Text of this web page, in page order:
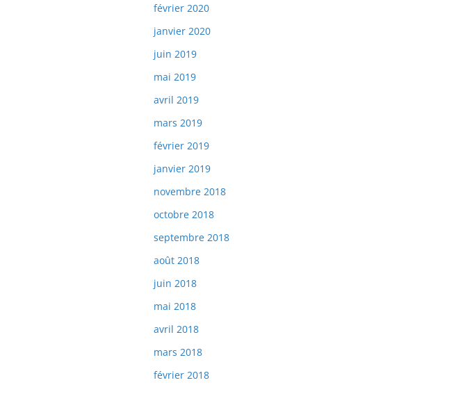
février 2020
janvier 2020
juin 2019
mai 2019
avril 2019
mars 2019
février 2019
janvier 2019
novembre 2018
octobre 2018
septembre 2018
août 2018
juin 2018
mai 2018
avril 2018
mars 2018
février 2018